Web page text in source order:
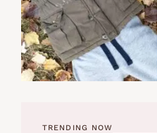
TRENDING NOW